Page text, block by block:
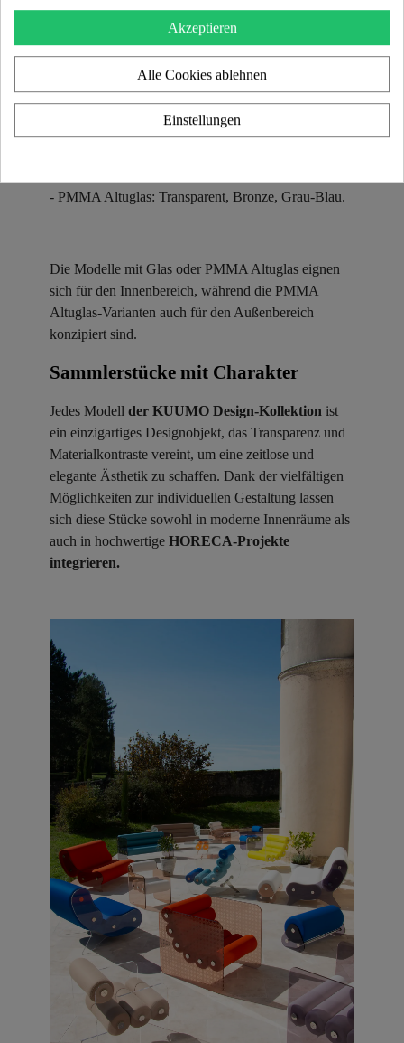
oder PMMA Altuglas ausgestattet und in
verschiedenen Farbtönen erhältlich:
- Gehärtetes Glas: nur in transparent.
- Verbundglas (mit Farbfolie): Bronze, Rauchgrau,
- PMMA Altuglas: Transparent, Bronze, Grau-Blau.
Die Modelle mit Glas oder PMMA Altuglas eignen
sich für den Innenbereich, während die PMMA
Altuglas-Varianten auch für den Außenbereich
konzipiert sind.
Sammlerstücke mit Charakter ​
Jedes Modell der KUUMO Design-Kollektion ist
ein einzigartiges Designobjekt, das Transparenz und
Materialkontraste vereint, um eine zeitlose und
elegante Ästhetik zu schaffen. Dank der vielfältigen
Möglichkeiten zur individuellen Gestaltung lassen
sich diese Stücke sowohl in moderne Innenräume als
auch in hochwertige HORECA-Projekte
integrieren.
Akzeptieren
Alle Cookies ablehnen
Einstellungen